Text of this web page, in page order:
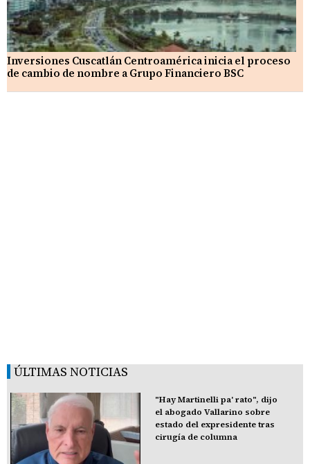
Inversiones Cuscatlán Centroamérica inicia el proceso
de cambio de nombre a Grupo Financiero BSC
ÚLTIMAS NOTICIAS
"Hay Martinelli pa' rato", dijo
el abogado Vallarino sobre
estado del expresidente tras
cirugía de columna